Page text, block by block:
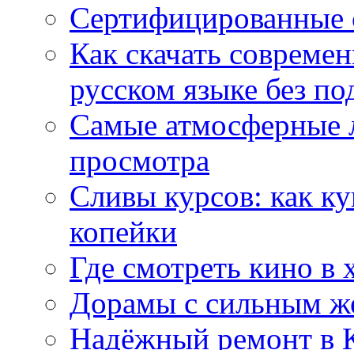
Как скачать
русском языке без
Самые атмосферные
просмотра
Сливы курсов: как
копейки
Где смотреть кино в
Дорамы с сильным
Надёжный ремонт в